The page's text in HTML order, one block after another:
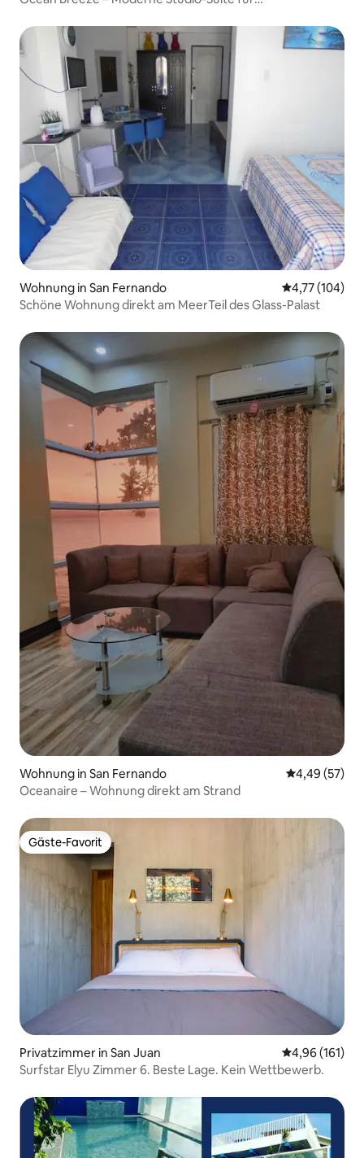
Wohnung in San Fernando
4,77 (104)
Schöne Wohnung direkt am MeerTeil des Glass-Palast
Wohnung in San Fernando
4,49 (57)
Oceanaire – Wohnung direkt am Strand
Gäste-Favorit
Gäste-Favorit
Privatzimmer in San Juan
4,96 (161)
Surfstar Elyu Zimmer 6. Beste Lage. Kein Wettbewerb.